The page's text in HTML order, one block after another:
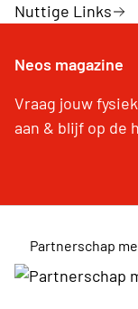
Nuttige Links
Neos magazine
Vraag jouw
aan & blijf op de
Partnerschap